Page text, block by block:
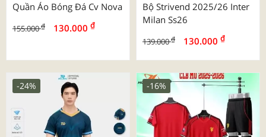
Quần Áo Bóng Đá Cv Nova
155.000₫ 130.000 ₫
Bộ Strivend 2025/26 Inter
Milan Ss26
139.000₫ 130.000 ₫
-24% -16%